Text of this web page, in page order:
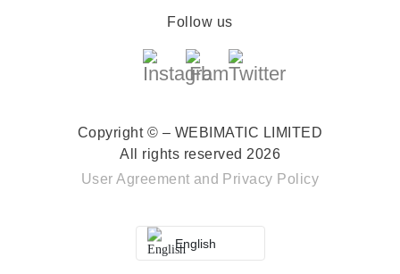
Follow us
Copyright © – WEBIMATIC LIMITED
All rights reserved 2026
User Agreement and Privacy Policy
English